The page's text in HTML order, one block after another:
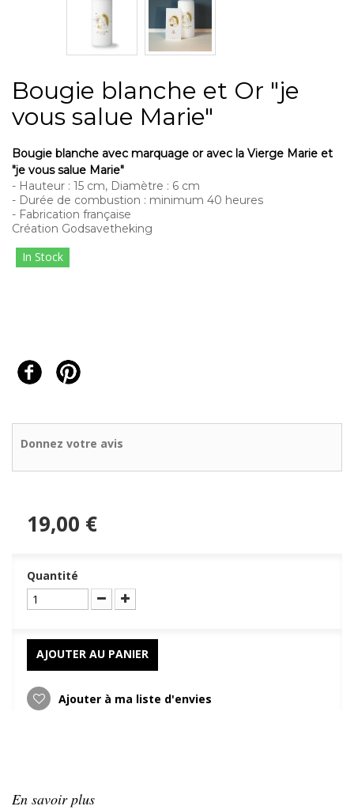
Bougie blanche et Or "je
vous salue Marie"
Bougie blanche avec marquage or avec la Vierge Marie et
"je vous salue Marie"
- Hauteur : 15 cm, Diamètre : 6 cm
- Durée de combustion : minimum 40 heures
- Fabrication française
Création Godsavetheking
In Stock
Donnez votre avis
19,00 €
Quantité
AJOUTER AU PANIER
Ajouter à ma liste d'envies
En savoir plus